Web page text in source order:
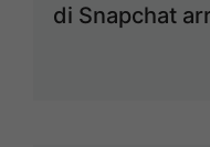
di Snapchat